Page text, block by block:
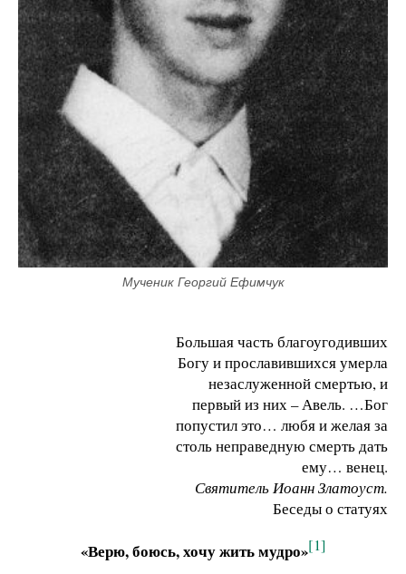
Мученик Георгий Ефимчук
Большая часть благоугодивших
Богу и прославившихся умерла
незаслуженной смертью, и
первый из них – Авель. …Бог
попустил это… любя и желая за
столь неправедную смерть дать
ему… венец.
Святитель Иоанн Златоуст.
Беседы о статуях
«Верю, боюсь, хочу жить мудро»[1]